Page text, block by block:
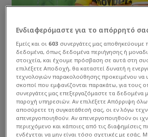
Super League | 05/08 - 12:16
Αποκάλυψη για το
Μιρ! Ειδικός όρος στη
Άρη-Σεβίλλης
Ενδιαφερόμαστε για το απόρρητό
Εμείς και οι 603 συνεργάτες μας αποθηκεύουμε
δεδομένα, όπως δεδομένα περιήγησης ή
στοιχεία, και έχουμε πρόσβαση σε αυτά στη
επιλέξετε Αποδοχή, θα καταστεί δυνατή η
τεχνολογιών παρακολούθησης προκειμένου να
σκοποί που εμφανίζονται παρακάτω, για τους
συνεργάτες μας επεξεργαζόμαστε τα δεδομένα
παροχή υπηρεσιών. Αν επιλέξετε Απόρριψη
αποσύρετε τη συγκατάθεσή σας, οι εν λόγω
απενεργοποιηθούν. Αν απενεργοποιηθούν οι
περιεχόμενο και κάποιες από τις διαφημίσεις
ενδέχεται να μην είναι τόσο σχετικές με εσάς.